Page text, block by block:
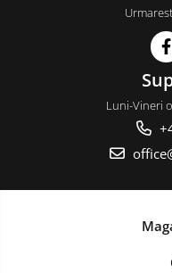
Luni-Vineri